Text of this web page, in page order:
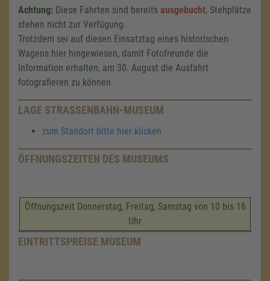
Achtung: Diese Fahrten sind bereits ausgebucht, Stehplätze
stehen nicht zur Verfügung.
Trotzdem sei auf diesen Einsatztag eines historischen
Wagens hier hingewiesen, damit Fotofreunde die
Information erhalten, am 30. August die Ausfahrt
fotografieren zu können.
LAGE STRASSENBAHN-MUSEUM
zum Standort bitte hier klicken
ÖFFNUNGSZEITEN DES MUSEUMS
Öffnungszeit Donnerstag, Freitag, Samstag von 10 bis 16
Uhr
EINTRITTSPREISE MUSEUM